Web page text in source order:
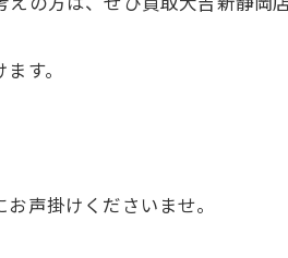
す。
声掛けくださいませ。